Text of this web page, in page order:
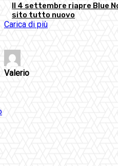
Il 4 settembre riapre Blue
sito tutto nuovo
Carica di più
Valerio